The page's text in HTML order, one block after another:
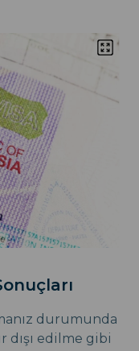
durumunda
dışı edilme gibi